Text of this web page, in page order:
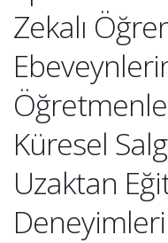
Zekalı
Küresel
Uzaktan
Deneyimleri